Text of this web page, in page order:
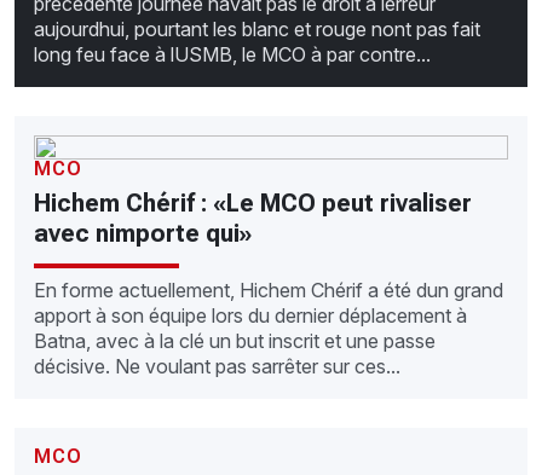
aujourdhui, pourtant les blanc et rouge nont pas fait
long feu face à lUSMB, le MCO à par contre...
MCO
Hichem Chérif : «Le MCO peut rivaliser
avec nimporte qui»
En forme actuellement, Hichem Chérif a été dun grand
apport à son équipe lors du dernier déplacement à
Batna, avec à la clé un but inscrit et une passe
décisive. Ne voulant pas sarrêter sur ces...
MCO